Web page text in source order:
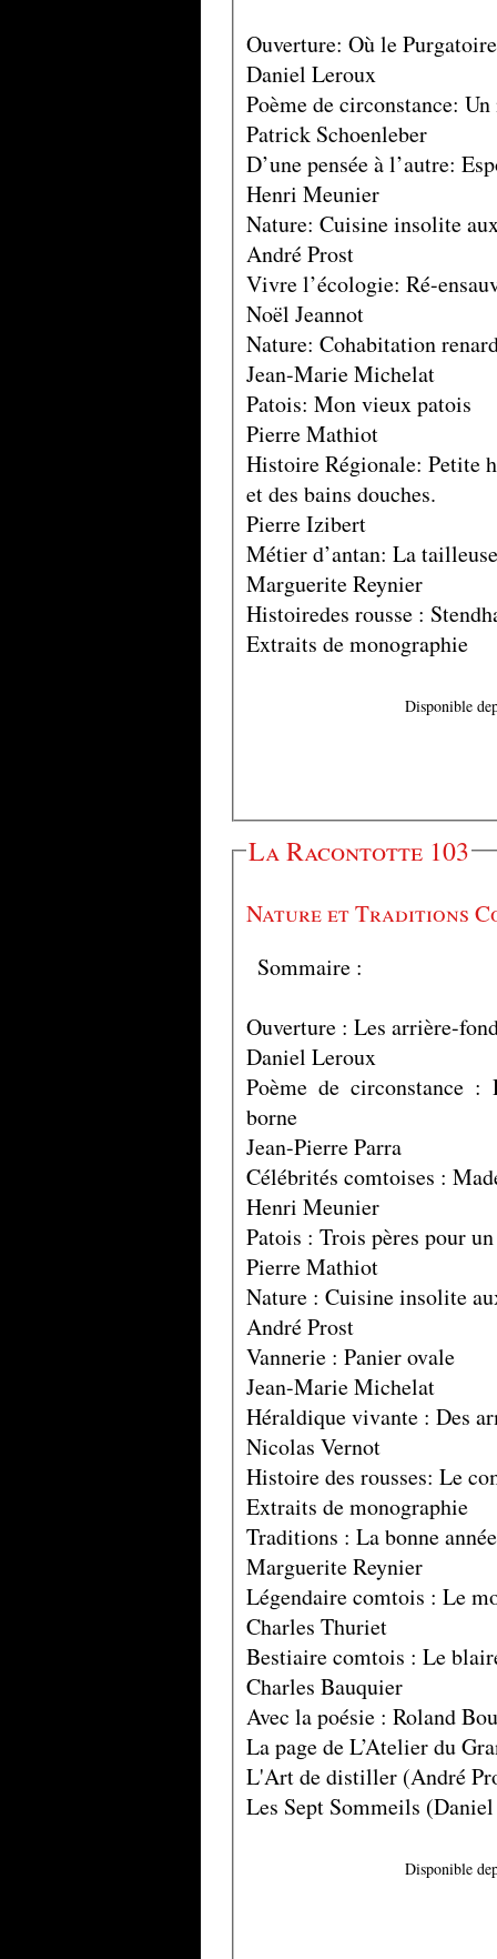
Ouverture: Où le
Daniel Leroux
Poème de circonstance:
Patrick Schoenleber
D’une pensée à l’autre:
Henri Meunier
Nature: Cuisine insolite
André Prost
Vivre l’écologie: Ré-
Noël Jeannot
Nature: Cohabitation
Jean-Marie Michelat
Patois: Mon vieux patois
Pierre Mathiot
Histoire Régionale: Petite
et des bains douches.
Pierre Izibert
Métier d’antan: La
Marguerite Reynier
Histoiredes rousse :
Extraits de monographie
Disponible
La Racontotte 103
Nature et Traditions
Sommaire :
Ouverture : Les arrière-
Daniel Leroux
Poème de circonstance :
borne
Jean-Pierre Parra
Célébrités comtoises :
Henri Meunier
Patois : Trois pères pour
Pierre Mathiot
Nature : Cuisine insolite
André Prost
Vannerie : Panier ovale
Jean-Marie Michelat
Héraldique vivante : Des
Nicolas Vernot
Histoire des rousses: Le
Extraits de monographie
Traditions : La bonne année
Marguerite Reynier
Légendaire comtois : Le
Charles Thuriet
Bestiaire comtois : Le
Charles Bauquier
Avec la poésie : Roland
La page de L’Atelier du
L'Art de distiller (André
Les Sept Sommeils
Disponible